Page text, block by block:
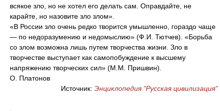
всякое зло, но не хотел его делать сам. Оправдайте, не
карайте, но назовите зло злом».
«В России зло очень редко творится умышленно, гораздо чаще
— по недоразумению и недомыслию» (Ф.И. Тютчев). «Борьба
со злом возможна лишь путем творчества жизни. Зло в
творчестве выступает как самопобуждение к высшему
напряжению творческих сил» (М.М. Пришвин).
О. Платонов
Источник: Энциклопедия "Русская цивилизация"